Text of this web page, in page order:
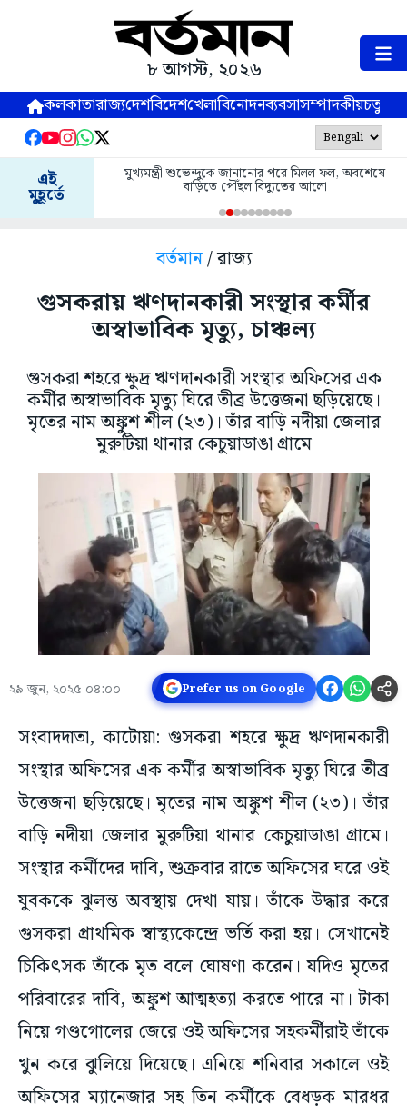
৮ আগস্ট, ২০২৬
কলকাতারাজ্যদেশবিদেশখেলাবিনোদনব্যবসাসম্পাদকীয়
এই
মুহূর্তে
মুখ্যমন্ত্রী শুভেন্দুকে জানানোর পরে মিলল ফল, অবশেষে
বাড়িতে পৌঁছল বিদ্যুতের আলো
বর্তমান/ রাজ্য
গুসকরায় ঋণদানকারী সংস্থার কর্মীর
অস্বাভাবিক মৃত্যু, চাঞ্চল্য
গুসকরা শহরে ক্ষুদ্র ঋণদানকারী সংস্থার অফিসের এক
কর্মীর অস্বাভাবিক মৃত্যু ঘিরে তীব্র উত্তেজনা ছড়িয়েছে।
মৃতের নাম অঙ্কুশ শীল (২৩)। তাঁর বাড়ি নদীয়া জেলার
মুরুটিয়া থানার কেচুয়াডাঙা গ্রামে
২৯ জুন, ২০২৫ ০৪:০০ Prefer us on Google
সংবাদদাতা, কাটোয়া: গুসকরা শহরে ক্ষুদ্র ঋণদানকারী
সংস্থার অফিসের এক কর্মীর অস্বাভাবিক মৃত্যু ঘিরে তীব্র
উত্তেজনা ছড়িয়েছে। মৃতের নাম অঙ্কুশ শীল (২৩)। তাঁর
বাড়ি নদীয়া জেলার মুরুটিয়া থানার কেচুয়াডাঙা গ্রামে।
সংস্থার কর্মীদের দাবি, শুক্রবার রাতে অফিসের ঘরে ওই
যুবককে ঝুলন্ত অবস্থায় দেখা যায়। তাঁকে উদ্ধার করে
গুসকরা প্রাথমিক স্বাস্থ্যকেন্দ্রে ভর্তি করা হয়। সেখানেই
চিকিৎসক তাঁকে মৃত বলে ঘোষণা করেন। যদিও মৃতের
পরিবারের দাবি, অঙ্কুশ আত্মহত্যা করতে পারে না। টাকা
নিয়ে গণ্ডগোলের জেরে ওই অফিসের সহকর্মীরাই তাঁকে
খুন করে ঝুলিয়ে দিয়েছে। এনিয়ে শনিবার সকালে ওই
অফিসের ম্যানেজার সহ তিন কর্মীকে বেধড়ক মারধর